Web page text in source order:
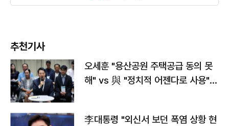
추천기사
오세훈 "용산공원 주택공급 동의 못
해" vs 與 "정치적 어젠다로 사용"
李대통령 "외신서 보던 폭염 상황 현